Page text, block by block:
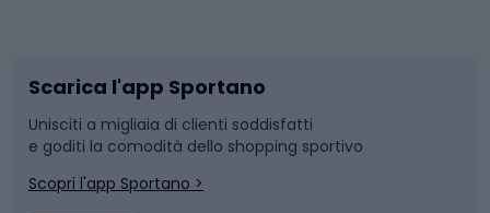
Bushcraft
Corsa
Slitte e slittini
Snowboard
Scarica l'app Sportano
Unisciti a migliaia di clienti soddisfatti
e goditi la comodità dello shopping sportivo
Scopri l'app Sportano >